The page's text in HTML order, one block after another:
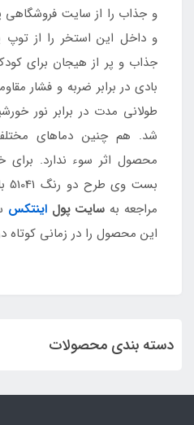
و جذاب را از سایت فروشگاهی
و داخل این استخر را از توپ
جذاب و پر از هیجان برای
بادی در برابر ضربه و فشار
طولانی مدت در برابر نور
شد. هم چنین دماهای
محصول اثر سوء ندارد. برای
مراجعه به سایت پولاینتکس
این محصول را در زمانی کوتاه
دسته بندی محصولات